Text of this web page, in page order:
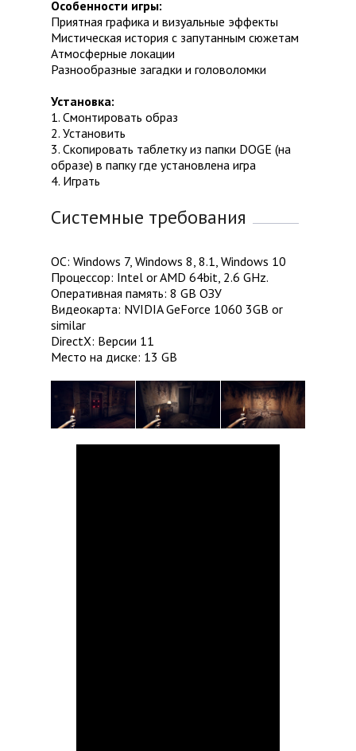
Особенности игры:
Приятная графика и визуальные эффекты
Мистическая история с запутанным сюжетам
Атмосферные локации
Разнообразные загадки и головоломки
Установка:
1. Смонтировать образ
2. Установить
3. Скопировать таблетку из папки DOGE (на
образе) в папку где установлена игра
4. Играть
Системные требования
ОС: Windows 7, Windows 8, 8.1, Windows 10
Процессор: Intel or AMD 64bit, 2.6 GHz.
Оперативная память: 8 GB ОЗУ
Видеокарта: NVIDIA GeForce 1060 3GB or
similar
DirectX: Версии 11
Место на диске: 13 GB